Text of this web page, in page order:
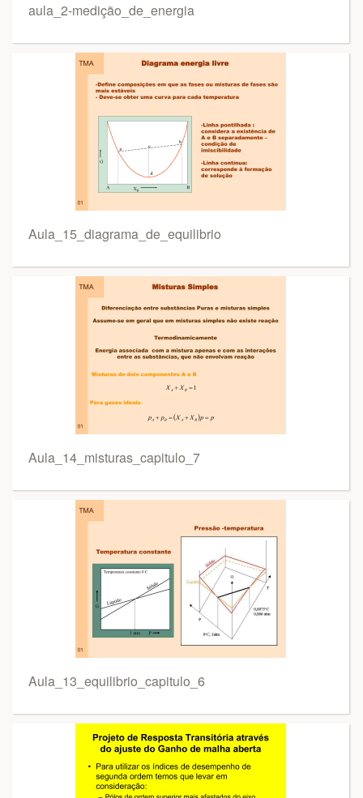
aula_2-medição_de_energia
Aula_15_diagrama_de_equilibrio
Aula_14_misturas_capitulo_7
Aula_13_equilibrio_capitulo_6